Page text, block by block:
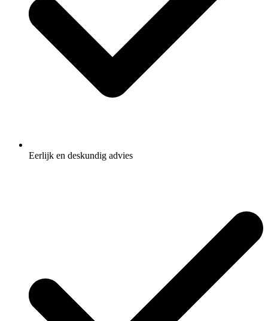
Eerlijk en deskundig advies